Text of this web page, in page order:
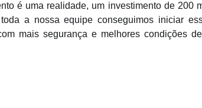
é uma realidade, um investimento de 200
a nossa equipe conseguimos iniciar
mais segurança e melhores condições